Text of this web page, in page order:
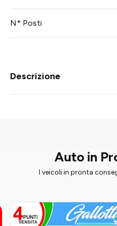
N* Posti
Descrizione
Auto in
I veicoli in pronta